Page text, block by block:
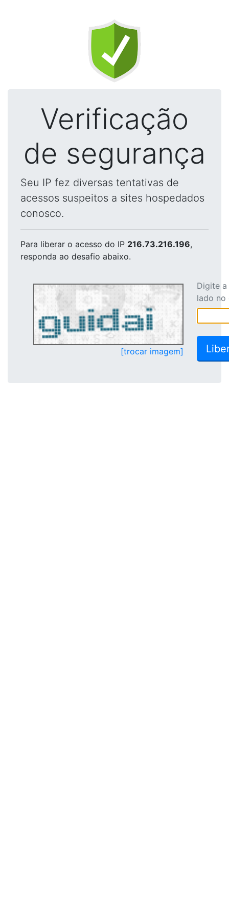
Verificação
de segurança
Seu IP fez diversas tentativas de
acessos suspeitos a sites hospedados
conosco.
Para liberar o acesso do IP 216.73.216.196,
responda ao desafio abaixo.
[trocar imagem]
Digite
lado no